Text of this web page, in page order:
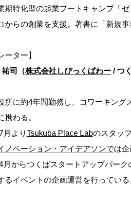
期特化型の起業ブートキャンプ「
からの創業を支援。著書に「新規事
ーター】
祐司（株式会社しびっくぱわー/ つ
所に約4年間勤務し、コワーキング
携わる。
月より Tsukuba Place Labのスタッフ
ノベーション・アイデアソンでは企
月からつくばスタートアップパー
るイベントの企画運営を行っている